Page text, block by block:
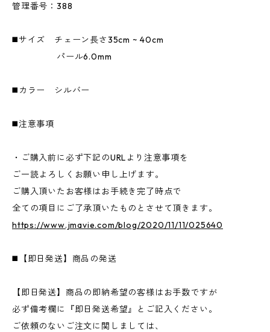
管理番号：388
◼️サイズ チェーン長さ35cm ~ 40cm
パール6.0mm
◼️カラー シルバー
◼️注意事項
・ご購入前に必ず下記のURLより注意事項を
ご一読よろしくお願い申し上げます。
ご購入頂いたお客様はお手続き完了時点で
全ての項目にご了承頂いたものとさせて頂きます。
https://www.jmavie.com/blog/2020/11/11/025640
◼️【即日発送】商品の発送
【即日発送】商品の即納希望の客様はお手数ですが
必ず備考欄に『即日発送希望』とご記入ください。
ご依頼のないご注文に関しましては、